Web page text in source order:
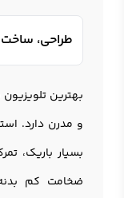
طراحی،
بهترین
و مدرن دارد.
بسیار باریک،
ضخامت کم